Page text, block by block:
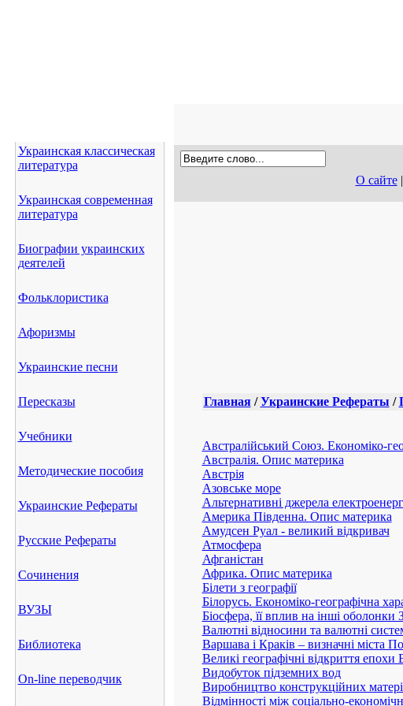
Украинская классическая
литература
Украинская современная
литература
Биографии украинских
деятелей
Фольклористика
Афоризмы
Украинские песни
Пересказы
Учебники
Методические пособия
Украинские Рефераты
Русские Рефераты
Сочинения
ВУЗЫ
Библиотека
On-line переводчик
О сайте|
Главная/Украинские Рефераты /
Австралійський Союз. Економіко-
Австралія. Опис материка
Австрія
Азовське море
Альтернативні джерела
Америка Південна. Опис материка
Амудсен Руал - великий відкривач
Атмосфера
Афганістан
Африка. Опис материка
Білети з географії
Білорусь. Економіко-географічна
Біосфера, її вплив на інші оболонки
Валютні відносини та валютні
Варшава і Краків – визначні міста
Великі географічні відкриття епохи
Видобуток підземних вод
Виробництво конструкційних
Відмінності між соціально-